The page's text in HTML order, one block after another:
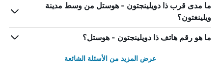
ما مدى قرب ذا دويلينجتون - هوستل من وسط مدينة
ويلينغتون؟
ما هو رقم هاتف ذا دويلينجتون - هوستل؟
عرض المزيد من الأسئلة الشائعة